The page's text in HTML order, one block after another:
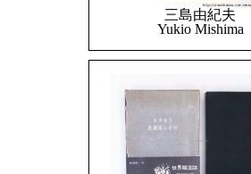
三島由紀夫
Yukio Mishima